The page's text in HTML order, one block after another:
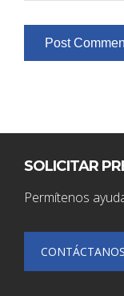
SOLICITAR
Permítenos
CONTÁCTANOS